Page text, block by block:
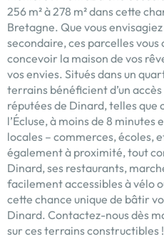
256 m² à 278 m² dans cette
Bretagne. Que vous
secondaire, ces parcelles
concevoir la maison de vos
vos envies. Situés dans un
terrains bénéficient d’un
réputées de Dinard, telles que
l’Écluse, à moins de 8
locales – commerces, écoles,
également à proximité, tout
Dinard, ses restaurants,
facilement accessibles à vélo
cette chance unique de bâtir
Dinard. Contactez-nous dès
sur ces terrains constructibles !